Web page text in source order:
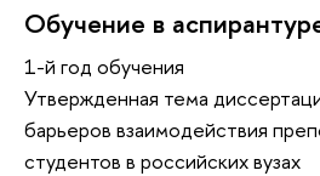
Обучение в
1-й год обучения
Утвержденная тема
барьеров взаимодействия
студентов в российских вузах